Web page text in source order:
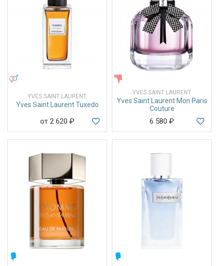
YVES SAINT LAURENT
Yves Saint Laurent Tuxedo
от 2 620 ₽
YVES SAINT LAURENT
Yves Saint Laurent Mon Paris
Couture
6 580 ₽